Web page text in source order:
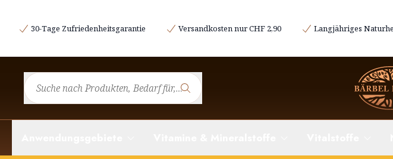
30-Tage Zufriedenheitsgarantie Versandkosten nur CHF 2,90 Langjähriges